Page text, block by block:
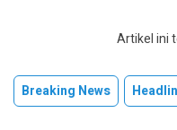
Artikel ini
Breaking News